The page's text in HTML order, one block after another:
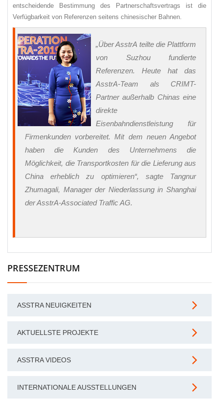
entscheidende Bestimmung des Partnerschaftsvertrags ist die
Verfügbarkeit von Referenzen seitens chinesischer Bahnen.
„Über AsstrA teilte die Plattform
von Suzhou fundierte
Referenzen. Heute hat das
AsstrA-Team als CRIMT-
Partner außerhalb Chinas eine
direkte
Eisenbahndienstleistung für
Firmenkunden vorbereitet. Mit dem neuen Angebot
haben die Kunden des Unternehmens die
Möglichkeit, die Transportkosten für die Lieferung aus
China erheblich zu optimieren“, sagte Tangnur
Zhumagali, Manager der Niederlassung in Shanghai
der AsstrA-Associated Traffic AG.
PRESSEZENTRUM
ASSTRA NEUIGKEITEN
AKTUELLSTE PROJEKTE
ASSTRA VIDEOS
INTERNATIONALE AUSSTELLUNGEN